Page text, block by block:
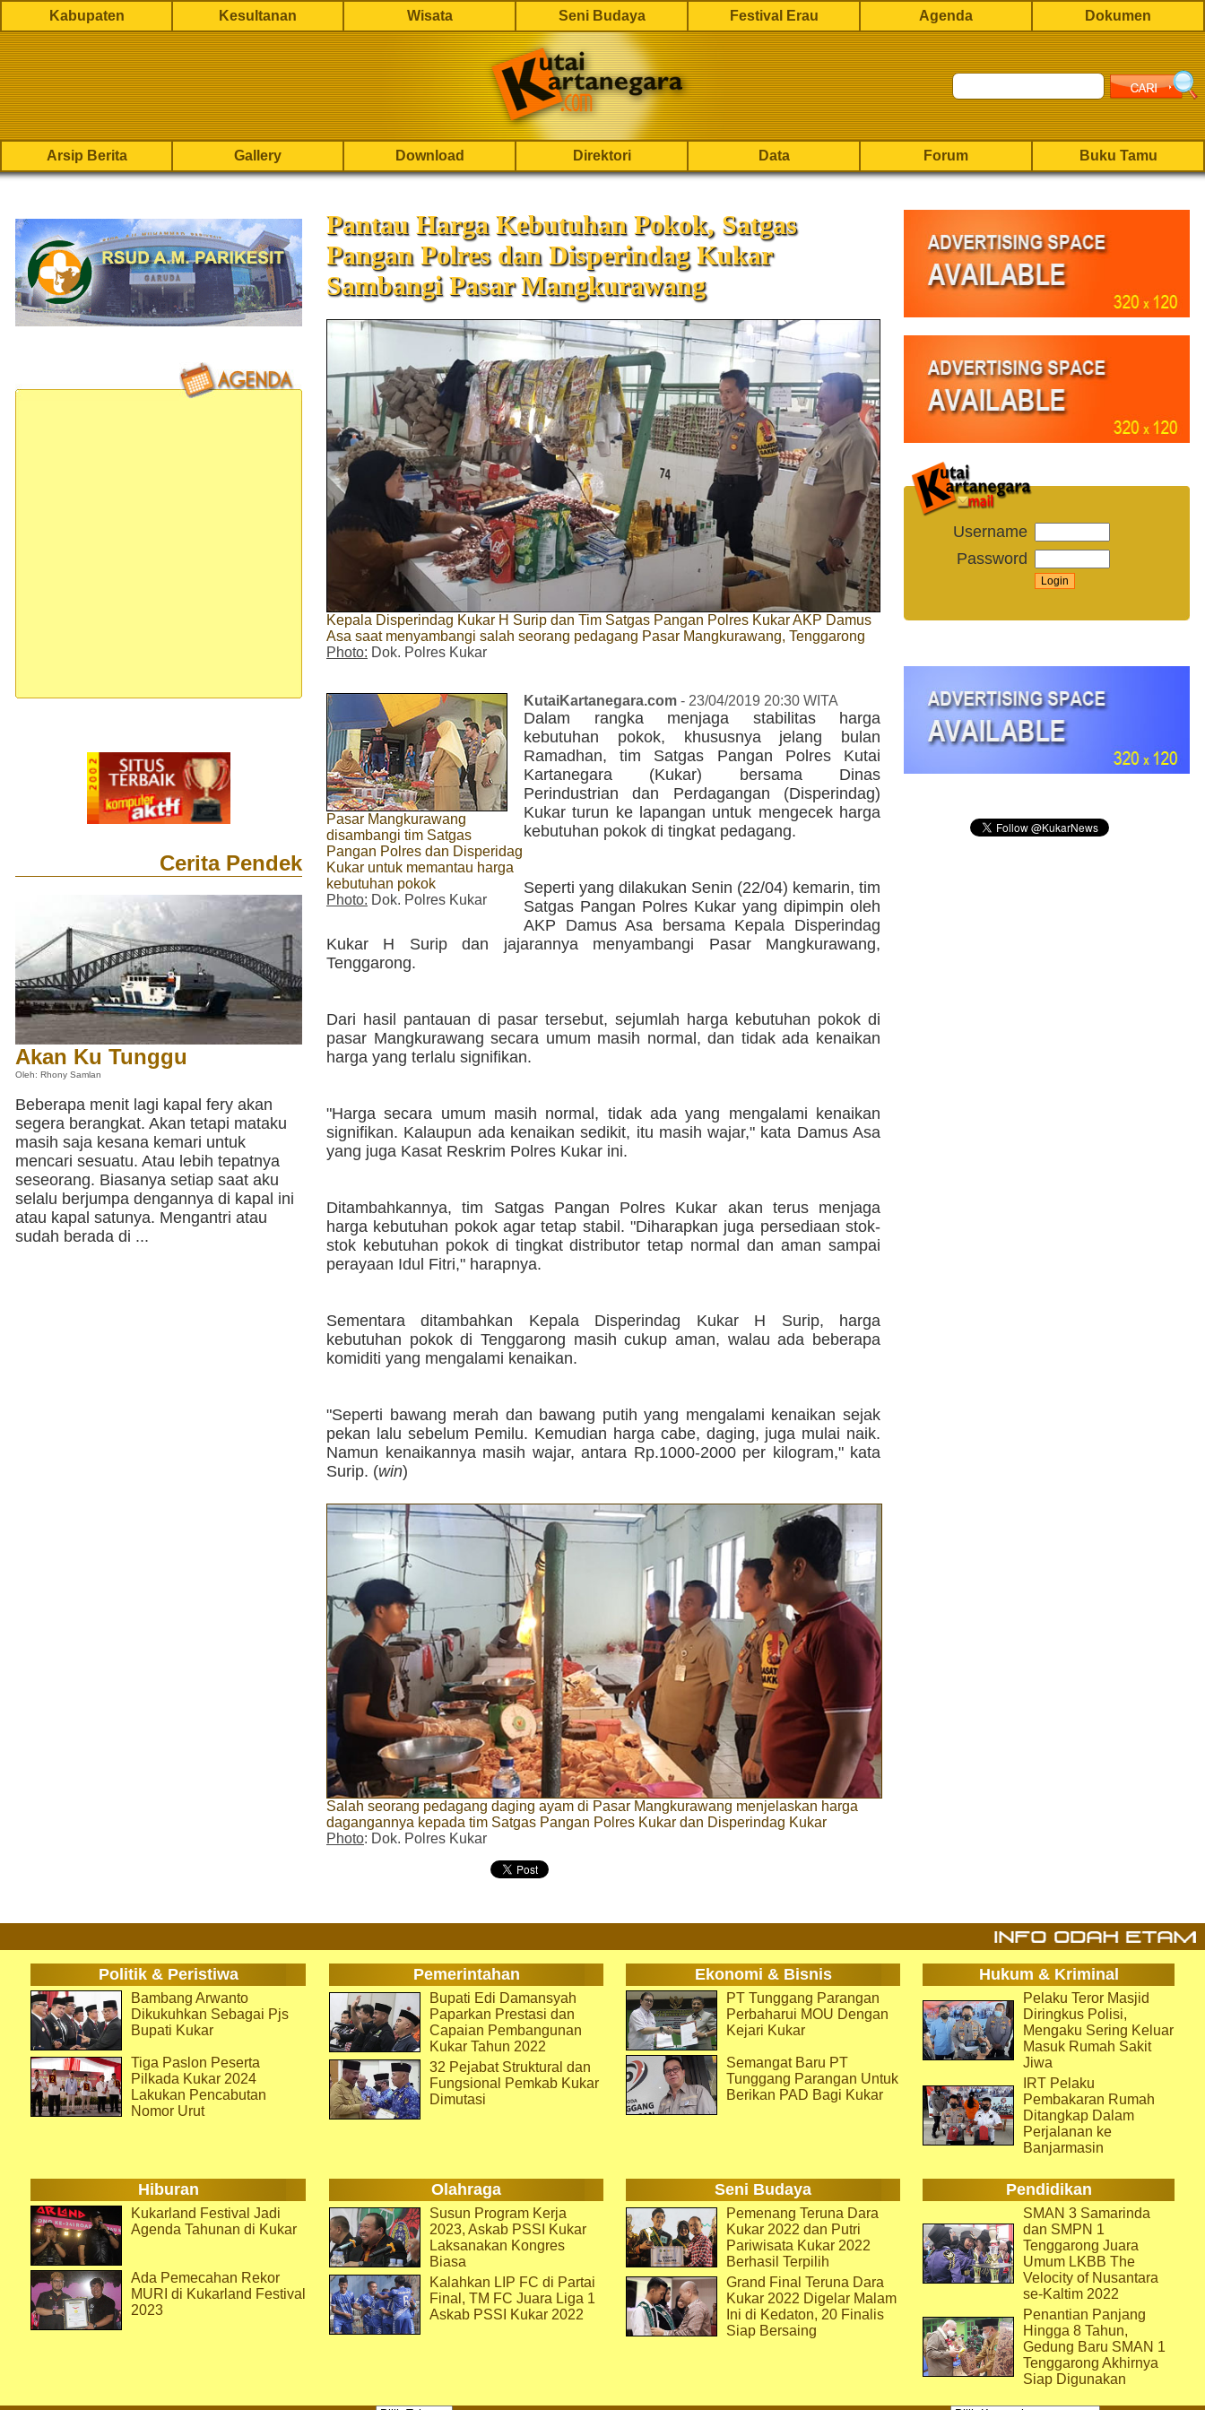
Kabupaten Kesultanan Wisata Seni Budaya Festival Erau Agenda Dokumen
Arsip Berita Gallery Download Direktori Data Forum Buku Tamu
Cerita Pendek
Akan Ku Tunggu
Oleh: Rhony Samlan
Beberapa menit lagi kapal fery akan
segera berangkat. Akan tetapi mataku
masih saja kesana kemari untuk
mencari sesuatu. Atau lebih tepatnya
seseorang. Biasanya setiap saat aku
selalu berjumpa dengannya di kapal ini
atau kapal satunya. Mengantri atau
sudah berada di ...
Pantau Harga Kebutuhan Pokok, Satgas
Pangan Polres dan Disperindag Kukar
Sambangi Pasar Mangkurawang
Kepala Disperindag Kukar H Surip dan Tim Satgas Pangan Polres Kukar AKP Damus
Asa saat menyambangi salah seorang pedagang Pasar Mangkurawang, Tenggarong
Photo: Dok. Polres Kukar
Pasar Mangkurawang
disambangi tim Satgas
Pangan Polres dan Disperidag
Kukar untuk memantau harga
kebutuhan pokok
Photo: Dok. Polres Kukar
KutaiKartanegara.com - 23/04/2019 20:30 WITA
Dalam rangka menjaga stabilitas harga
kebutuhan pokok, khususnya jelang bulan
Ramadhan, tim Satgas Pangan Polres Kutai
Kartanegara (Kukar) bersama Dinas
Perindustrian dan Perdagangan (Disperindag)
Kukar turun ke lapangan untuk mengecek harga
kebutuhan pokok di tingkat pedagang.
Seperti yang dilakukan Senin (22/04) kemarin, tim
Satgas Pangan Polres Kukar yang dipimpin oleh
AKP Damus Asa bersama Kepala Disperindag
Kukar H Surip dan jajarannya menyambangi Pasar Mangkurawang,
Tenggarong.
Dari hasil pantauan di pasar tersebut, sejumlah harga kebutuhan pokok di
pasar Mangkurawang secara umum masih normal, dan tidak ada kenaikan
harga yang terlalu signifikan.
"Harga secara umum masih normal, tidak ada yang mengalami kenaikan
signifikan. Kalaupun ada kenaikan sedikit, itu masih wajar," kata Damus Asa
yang juga Kasat Reskrim Polres Kukar ini.
Ditambahkannya, tim Satgas Pangan Polres Kukar akan terus menjaga
harga kebutuhan pokok agar tetap stabil. "Diharapkan juga persediaan stok-
stok kebutuhan pokok di tingkat distributor tetap normal dan aman sampai
perayaan Idul Fitri," harapnya.
Sementara ditambahkan Kepala Disperindag Kukar H Surip, harga
kebutuhan pokok di Tenggarong masih cukup aman, walau ada beberapa
komiditi yang mengalami kenaikan.
"Seperti bawang merah dan bawang putih yang mengalami kenaikan sejak
pekan lalu sebelum Pemilu. Kemudian harga cabe, daging, juga mulai naik.
Namun kenaikannya masih wajar, antara Rp.1000-2000 per kilogram," kata
Surip. (win)
Salah seorang pedagang daging ayam di Pasar Mangkurawang menjelaskan harga
dagangannya kepada tim Satgas Pangan Polres Kukar dan Disperindag Kukar
Photo: Dok. Polres Kukar
Username
Password
Politik & Peristiwa Pemerintahan Ekonomi & Bisnis Hukum & Kriminal
Bambang Arwanto
Dikukuhkan Sebagai Pjs
Bupati Kukar
Tiga Paslon Peserta
Pilkada Kukar 2024
Lakukan Pencabutan
Nomor Urut
Bupati Edi Damansyah
Paparkan Prestasi dan
Capaian Pembangunan
Kukar Tahun 2022
32 Pejabat Struktural dan
Fungsional Pemkab Kukar
Dimutasi
PT Tunggang Parangan
Perbaharui MOU Dengan
Kejari Kukar
Semangat Baru PT
Tunggang Parangan Untuk
Berikan PAD Bagi Kukar
Pelaku Teror Masjid
Diringkus Polisi,
Mengaku Sering Keluar
Masuk Rumah Sakit
Jiwa
IRT Pelaku
Pembakaran Rumah
Ditangkap Dalam
Perjalanan ke
Banjarmasin
Hiburan Olahraga Seni Budaya Pendidikan
Kukarland Festival Jadi
Agenda Tahunan di Kukar
Ada Pemecahan Rekor
MURI di Kukarland Festival
2023
Susun Program Kerja
2023, Askab PSSI Kukar
Laksanakan Kongres
Biasa
Kalahkan LIP FC di Partai
Final, TM FC Juara Liga 1
Askab PSSI Kukar 2022
Pemenang Teruna Dara
Kukar 2022 dan Putri
Pariwisata Kukar 2022
Berhasil Terpilih
Grand Final Teruna Dara
Kukar 2022 Digelar Malam
Ini di Kedaton, 20 Finalis
Siap Bersaing
SMAN 3 Samarinda
dan SMPN 1
Tenggarong Juara
Umum LKBB The
Velocity of Nusantara
se-Kaltim 2022
Penantian Panjang
Hingga 8 Tahun,
Gedung Baru SMAN 1
Tenggarong Akhirnya
Siap Digunakan